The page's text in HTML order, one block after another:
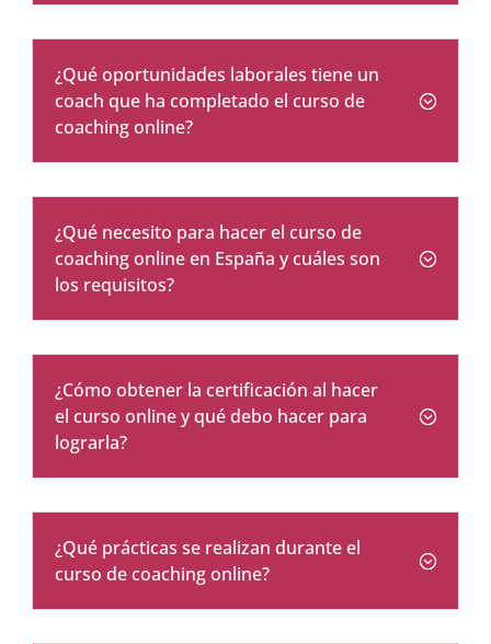
¿Qué oportunidades laborales tiene un
coach que ha completado el curso de
coaching online?
¿Qué necesito para hacer el curso de
coaching online en España y cuáles son
los requisitos?
¿Cómo obtener la certificación al hacer
el curso online y qué debo hacer para
lograrla?
¿Qué prácticas se realizan durante el
curso de coaching online?